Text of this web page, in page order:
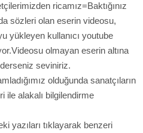
ricamız=Baktığınız
sözleri olan eserin videosu,
yükleyen kullanıcı youtube
olmayan eserin altına
seviniriz.
olduğunda sanatçıların
ile alakalı bilgilendirme
yazıları tıklayarak benzeri